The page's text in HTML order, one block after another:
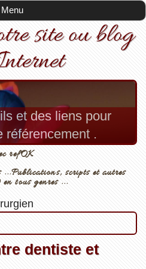
Menu
site ou blog
et des liens pour
référencement .
refOK
...Publications, scripts et autres
tous genres ...
dentiste et